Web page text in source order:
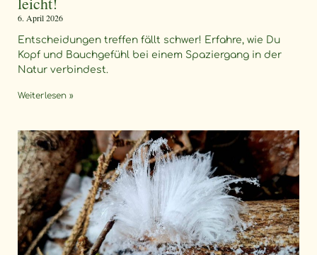
6. April 2026
Entscheidungen treffen fällt schwer! Erfahre, wie Du
Kopf und Bauchgefühl bei einem Spaziergang in der
Natur verbindest.
Weiterlesen »